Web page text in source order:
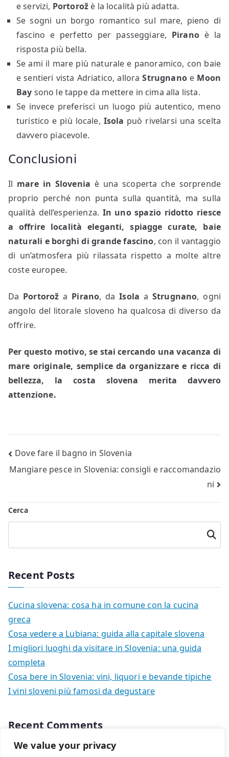
We value your privacy
e servizi, Portorož è la località più adatta.
Se sogni un borgo romantico sul mare, pieno di
fascino e perfetto per passeggiare, Piranoè la
risposta più bella.
Se ami il mare più naturale e panoramico, con baie
e sentieri vista Adriatico, alloraStrugnanoe Moon
Bay sono le tappe da mettere in cima alla lista.
Se invece preferisci un luogo più autentico, meno
turistico e più locale, Isola può rivelarsi una scelta
davvero piacevole.
Conclusioni
Il mare in Slovenia è una scoperta che sorprende
proprio perché non punta sulla quantità, ma sulla
qualità dell’esperienza. In uno spazio ridotto riesce
a offrire località eleganti, spiagge curate, baie
naturali e borghi di grande fascino, con il vantaggio
di un’atmosfera più rilassata rispetto a molte altre
coste europee.
Da Portorož a Pirano, daIsola a Strugnano, ogni
angolo del litorale sloveno ha qualcosa di diverso da
offrire.
Per questo motivo, se stai cercando una vacanza di
mare originale, semplice da organizzare e ricca di
bellezza, la costa slovena merita davvero
attenzione.
Navigazione
articoli
Dove fare il bagno in Slovenia
Mangiare pesce in Slovenia: consigli e raccomandazio
ni
Cerca
Cerca
Recent Posts
Cucina slovena: cosa ha in comune con la cucina
greca
Cosa vedere a Lubiana: guida alla capitale slovena
I migliori luoghi da visitare in Slovenia: una guida
completa
Cosa bere in Slovenia: vini, liquori e bevande tipiche
I vini sloveni più famosi da degustare
Recent Comments